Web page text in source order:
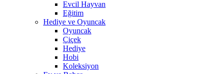
Evcil Hayvan
Eğitim
Hediye ve Oyuncak
Oyuncak
Çiçek
Hediye
Hobi
Koleksiyon